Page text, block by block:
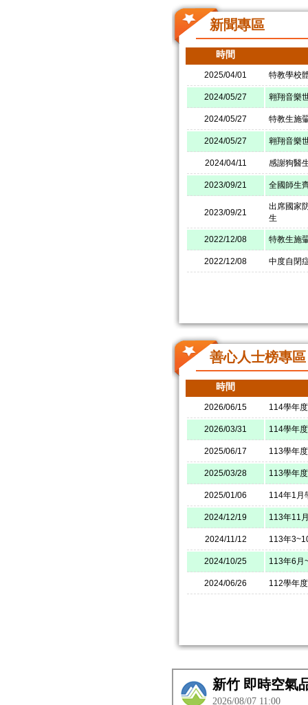
新聞專區
時間
2025/04/01 特教學校
2024/05/27 翱翔音樂
2024/05/27 特教生施
2024/05/27 翱翔音樂
2024/04/11 感謝狗醫
2023/09/21 全國師生
2023/09/21
出席國家
生
2022/12/08 特教生施
2022/12/08 中度自閉
善心人士榜專區
時間
2026/06/15 114學年
2026/03/31 114學年
2025/06/17 113學年
2025/03/28 113學年
2025/01/06 114年1月
2024/12/19 113年11
2024/11/12 113年
2024/10/25 113年6月
2024/06/26 112學年